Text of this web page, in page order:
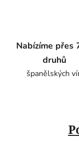
Nabízíme přes
druhů
španělských